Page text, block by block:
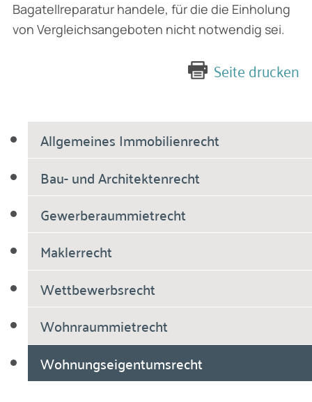
Allgemeines Immobilienrecht
Bau- und Architektenrecht
Gewerberaummietrecht
Maklerrecht
Wettbewerbsrecht
Wohnraummietrecht
Wohnungseigentumsrecht
Bagatellreparatur handele, für die die Einholung
von Vergleichsangeboten nicht notwendig sei.
Seite drucken